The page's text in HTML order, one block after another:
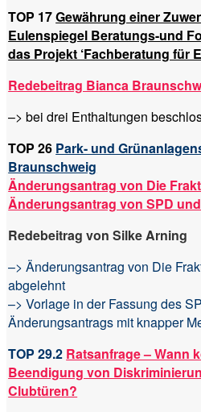
TOP 17Gewährung einer
Eulenspiegel Beratungs-und
das Projekt ‘Fachberatung für
Redebeitrag Bianca
–> bei drei Enthaltungen
TOP 26 Park- und
Braunschweig
Änderungsantrag von Die
Änderungsantrag von SPD
Redebeitrag von Silke Arning
–> Änderungsantrag von Die
abgelehnt
–> Vorlage in der Fassung des
Änderungsantrags mit knapper
TOP 29.2 Ratsanfrage – Wann
Beendigung von
Clubtüren?